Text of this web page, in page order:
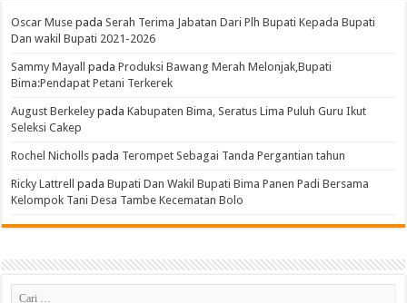
Oscar Muse padaSerah Terima Jabatan Dari Plh Bupati Kepada Bupati
Dan wakil Bupati 2021-2026
Sammy Mayall padaProduksi Bawang Merah Melonjak,Bupati
Bima:Pendapat Petani Terkerek
August Berkeley padaKabupaten Bima, Seratus Lima Puluh Guru Ikut
Seleksi Cakep
Rochel Nicholls pada Terompet Sebagai Tanda Pergantian tahun
Ricky Lattrell padaBupati Dan Wakil Bupati Bima Panen Padi Bersama
Kelompok Tani Desa Tambe Kecematan Bolo